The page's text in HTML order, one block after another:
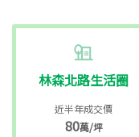
林森北路生活圈
近半年成交價
80萬/坪